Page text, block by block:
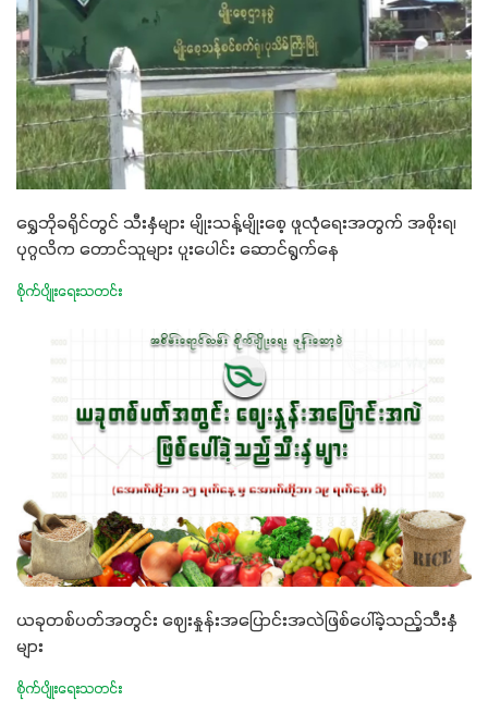
ရွှေဘိုခရိုင်တွင် သီးနှံများ မျိုးသန့်မျိုးစေ့ ဖူလုံရေးအတွက် အစိုးရ၊
ပုဂ္ဂလိက တောင်သူများ ပူးပေါင်း ဆောင်ရွက်နေ
စိုက်ပျိုးရေးသတင်း
ယခုတစ်ပတ်အတွင်း ဈေးနှုန်းအပြောင်းအလဲဖြစ်ပေါ်ခဲ့သည့်သီးနှံ
များ
စိုက်ပျိုးရေးသတင်း